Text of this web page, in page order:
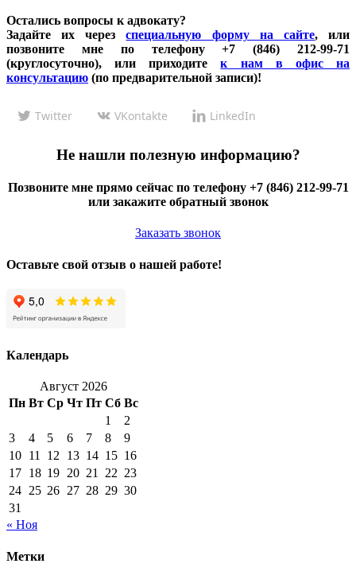
Остались вопросы к адвокату?
Задайте их черезспециальную форму на сайте, или
позвоните мне по телефону +7 (846) 212-99-71
(круглосуточно), или приходитек нам в офис на
консультацию (по предварительной записи)!
Twitter VKontakte LinkedIn
Не нашли полезную информацию?
Позвоните мне прямо сейчас по телефону +7 (846) 212-99-71
или закажите обратный звонок
Заказать звонок
Оставьте свой отзыв о нашей работе!
Календарь
Август 2026
Пн Вт Ср Чт Пт Сб Вс
1
2
3
4 5 6 7 8
9
10 11 12 13 14 15 16
17 18 19 20 21 22 23
24 25 26 27 28 29 30
31
« Ноя
Метки